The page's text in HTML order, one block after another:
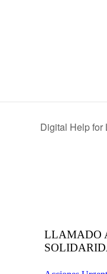
Digital Help for
LLAMADO